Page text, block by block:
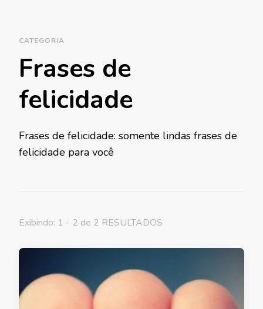
CATEGORIA
Frases de
felicidade
Frases de felicidade: somente lindas frases de
felicidade para você
Exibindo: 1 - 2 de 2 RESULTADOS